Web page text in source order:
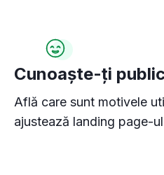
Cunoaște-ți
Află care sunt motivele
ajustează landing page-